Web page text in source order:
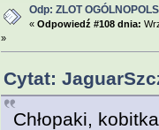
Odp: ZLOT
« Odpowiedź #108 dnia:
»
Cytat:
Chłopaki,